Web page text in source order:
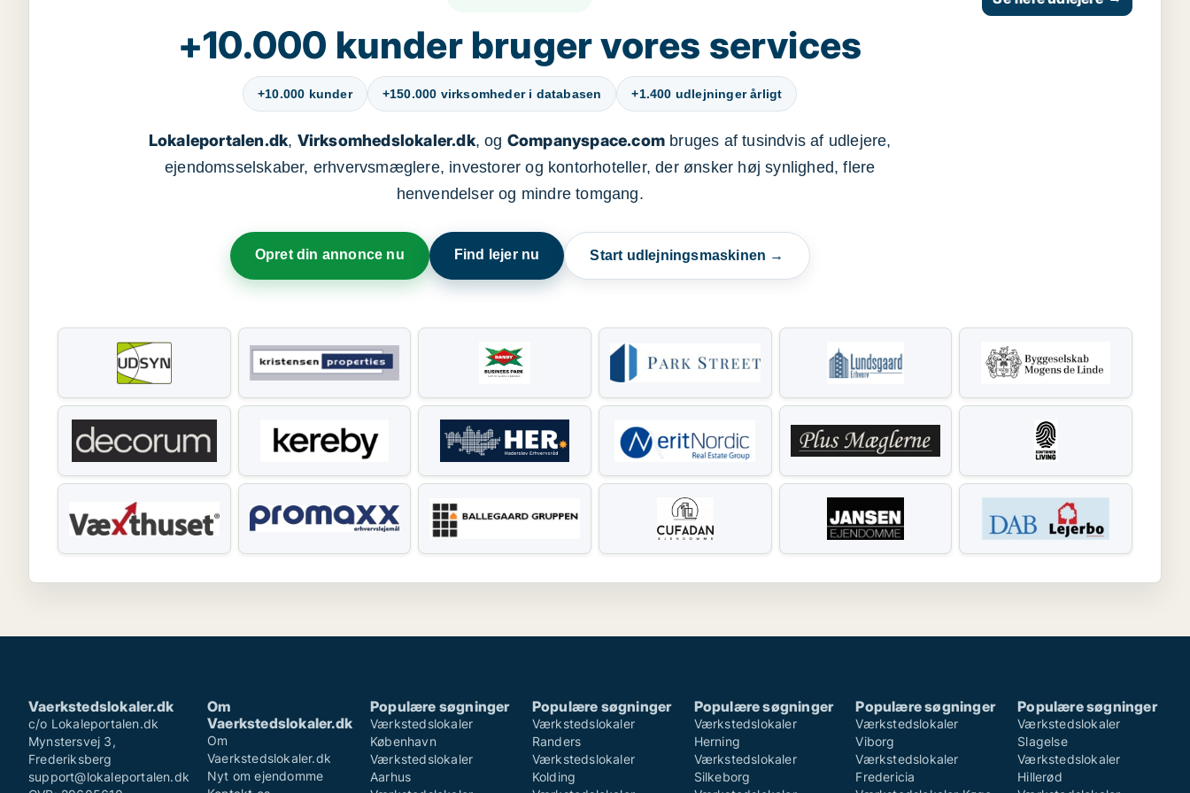
+10.000 kunder bruger vores services
+10.000 kunder +150.000 virksomheder i databasen +1.400 udlejninger årligt
Lokaleportalen.dk, Virksomhedslokaler.dk, og Companyspace.combruges af tusindvis af udlejere,
ejendomsselskaber, erhvervsmæglere, investorer og kontorhoteller, der ønsker høj synlighed, flere
henvendelser og mindre tomgang.
Opret din annonce nu Find lejer nu Start udlejningsmaskinen →
Vaerkstedslokaler.dk
c/o Lokaleportalen.dk
Mynstersvej 3,
Frederiksberg
support@lokaleportalen.dk
Om
Vaerkstedslokaler.dk
Om
Vaerkstedslokaler.dk
Nyt om ejendomme
Populære søgninger
Værkstedslokaler
København
Værkstedslokaler
Aarhus
Populære søgninger
Værkstedslokaler
Randers
Værkstedslokaler
Kolding
Populære søgninger
Værkstedslokaler
Herning
Værkstedslokaler
Silkeborg
Populære søgninger
Værkstedslokaler
Viborg
Værkstedslokaler
Fredericia
Populære søgninger
Værkstedslokaler
Slagelse
Værkstedslokaler
Hillerød